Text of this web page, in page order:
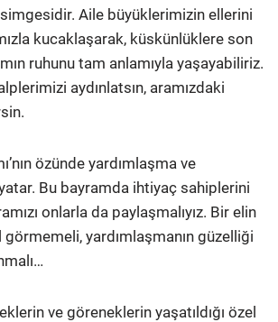
Aile büyüklerimizin ellerini
kucaklaşarak, küskünlüklere son
ruhunu tam anlamıyla yaşayabiliriz.
aydınlatsın, aramızdaki
özünde yardımlaşma ve
Bu bayramda ihtiyaç sahiplerini
onlarla da paylaşmalıyız. Bir elin
yardımlaşmanın güzelliği
ve göreneklerin yaşatıldığı özel